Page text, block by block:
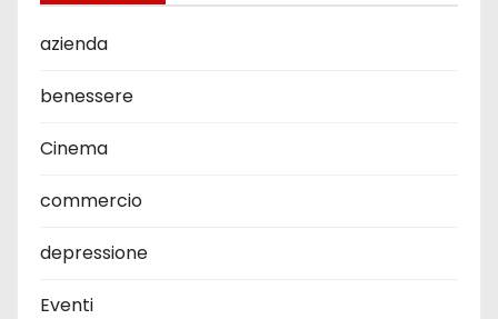
azienda
benessere
Cinema
commercio
depressione
Eventi